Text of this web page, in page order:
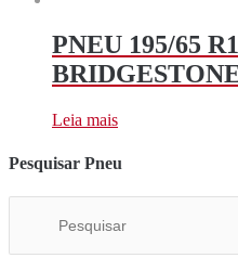
PNEU 195/65
Leia mais
Pesquisar Pneu